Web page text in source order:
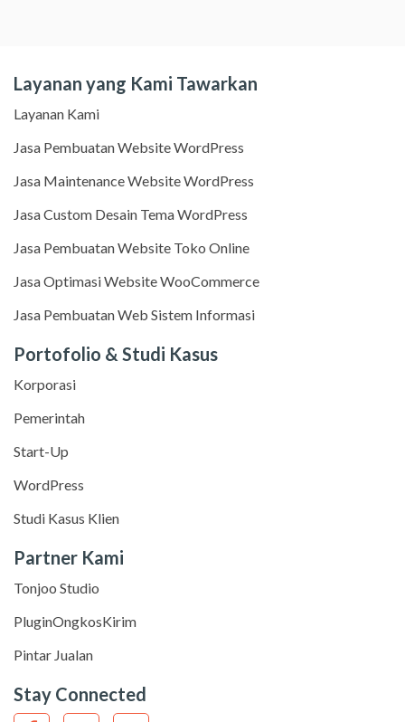
Layanan yang Kami Tawarkan
Layanan Kami
Jasa Pembuatan Website WordPress
Jasa Maintenance Website WordPress
Jasa Custom Desain Tema WordPress
Jasa Pembuatan Website Toko Online
Jasa Optimasi Website WooCommerce
Jasa Pembuatan Web Sistem Informasi
Portofolio & Studi Kasus
Korporasi
Pemerintah
Start-Up
WordPress
Studi Kasus Klien
Partner Kami
Tonjoo Studio
PluginOngkosKirim
Pintar Jualan
Stay Connected